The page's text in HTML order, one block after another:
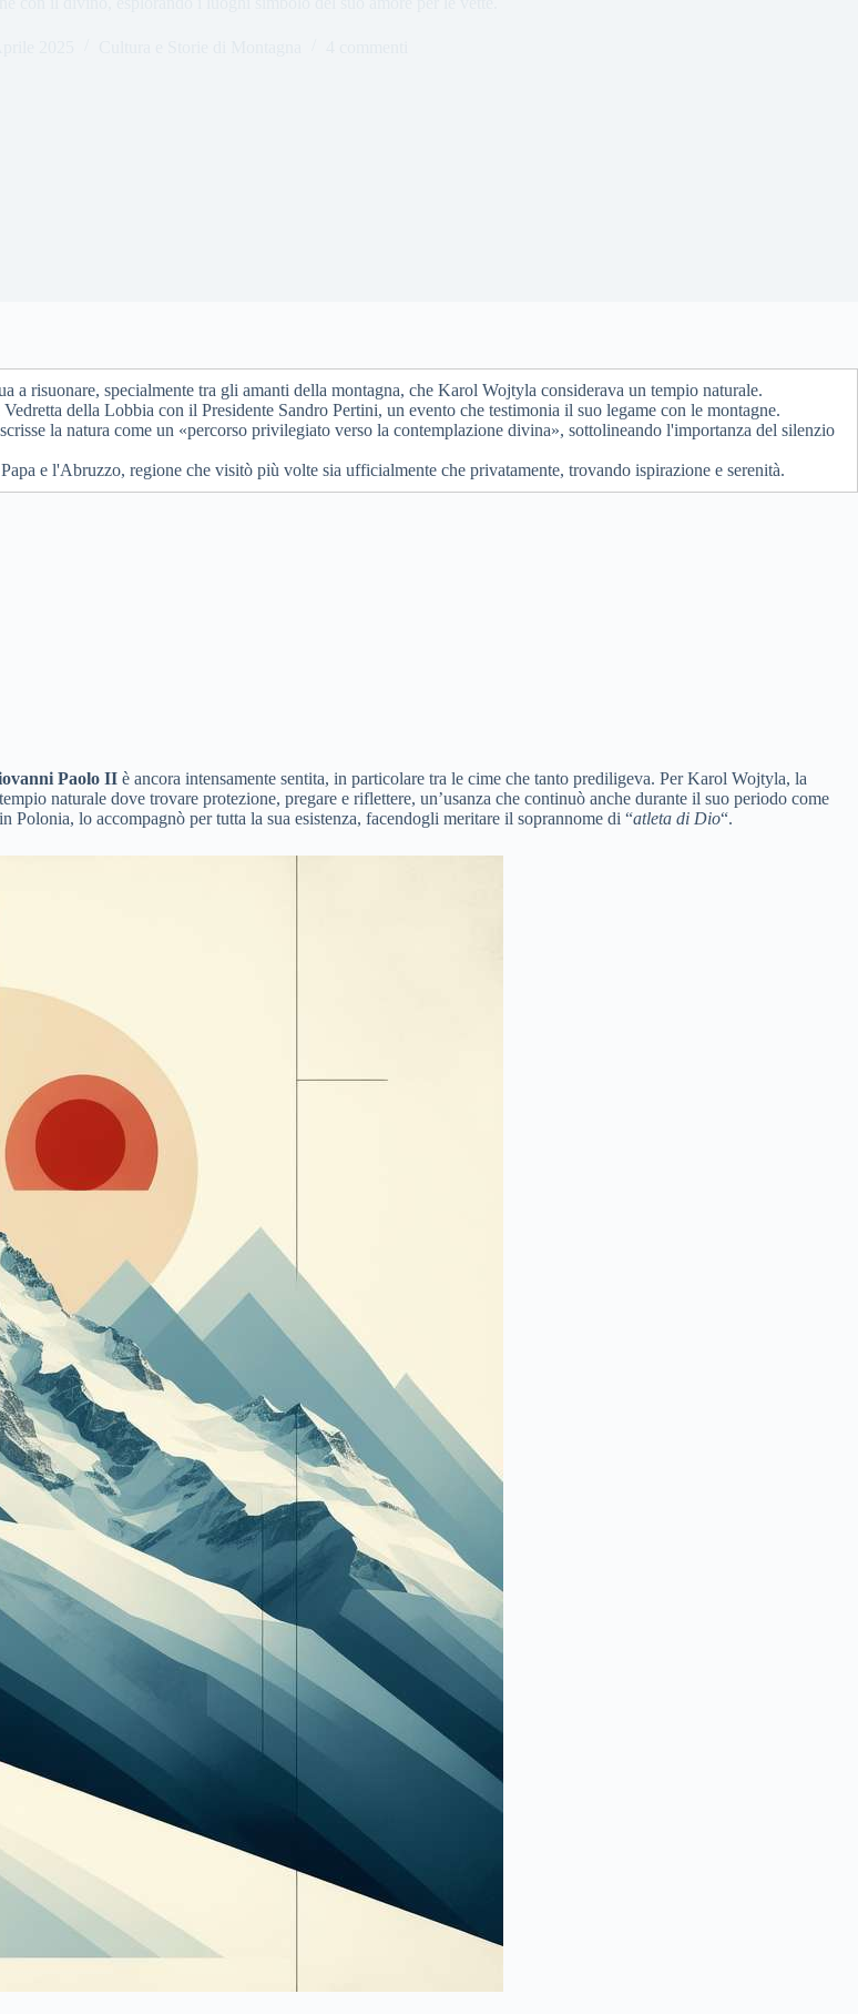
a risuonare, specialmente tra gli amanti della montagna, che Karol Wojtyla considerava un tempio naturale.
della Lobbia con il Presidente Sandro Pertini, un evento che testimonia il suo legame con le montagne.
la natura come un «percorso privilegiato verso la contemplazione divina», sottolineando l'importanza del silenzio
e l'Abruzzo, regione che visitò più volte sia ufficialmente che privatamente, trovando ispirazione e serenità.
Paolo II è ancora intensamente sentita, in particolare tra le cime che tanto prediligeva. Per Karol Wojtyla, la
naturale dove trovare protezione, pregare e riflettere, un’usanza che continuò anche durante il suo periodo come
lo accompagnò per tutta la sua esistenza, facendogli meritare il soprannome di “atleta di Dio“.